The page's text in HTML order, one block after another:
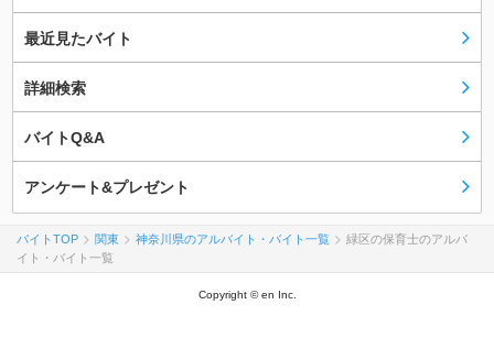
最近見たバイト
詳細検索
バイトQ&A
アンケート&プレゼント
バイトTOP 関東 神奈川県のアルバイト・バイト一覧
緑区の保育士のアルバ
イト・バイト一覧
Copyright © en Inc.